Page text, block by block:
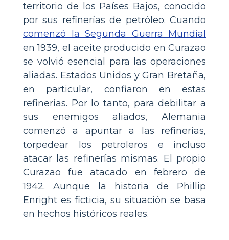
territorio de los Países Bajos, conocido
por sus refinerías de petróleo. Cuando
comenzó la Segunda Guerra Mundial
en 1939, el aceite producido en Curazao
se volvió esencial para las operaciones
aliadas. Estados Unidos y Gran Bretaña,
en particular, confiaron en estas
refinerías. Por lo tanto, para debilitar a
sus enemigos aliados, Alemania
comenzó a apuntar a las refinerías,
torpedear los petroleros e incluso
atacar las refinerías mismas. El propio
Curazao fue atacado en febrero de
1942. Aunque la historia de Phillip
Enright es ficticia, su situación se basa
en hechos históricos reales.